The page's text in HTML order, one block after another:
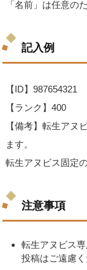
「名前」は任意の
記入例
【ID】987654321
【ランク】400
【備考】転生アヌ
ます。
転生アヌビス固定
注意事項
転生アヌビス
投稿はご遠慮く